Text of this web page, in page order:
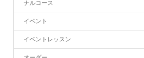
ナルコース
イベント
イベントレッスン